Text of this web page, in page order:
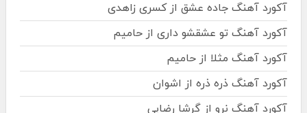
آکورد آهنگ جاده عشق از کسری زاهدی
آکورد آهنگ تو عشقشو داری از حامیم
آکورد آهنگ مثلا از حامیم
آکورد آهنگ ذره ذره از اشوان
آکورد آهنگ نرو از گرشا رضایی